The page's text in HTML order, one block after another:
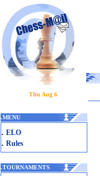
Thu Aug 6
.MENU
. ELO
. Rules
.TOURNAMENTS